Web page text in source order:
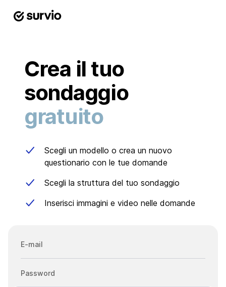
Crea il tuo
sondaggio
gratuito
Scegli un modello o crea un nuovo
questionario con le tue domande
Scegli la struttura del tuo sondaggio
Inserisci immagini e video nelle domande
E-mail
Password